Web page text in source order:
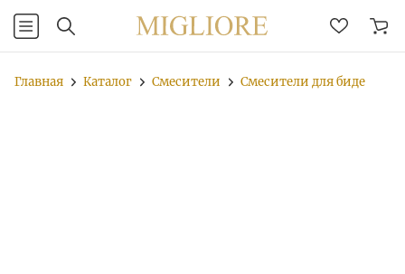
Главная Каталог Смесители Смесители для биде